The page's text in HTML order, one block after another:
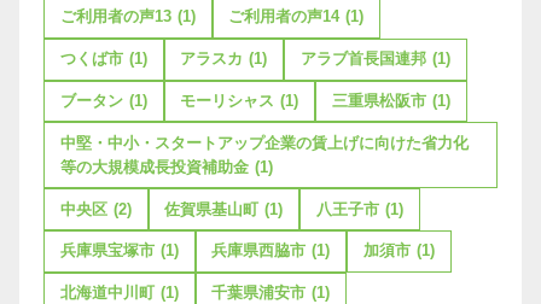
ご利用者の声13 (1) ご利用者の声14 (1)
つくば市 (1) アラスカ (1) アラブ首長国連邦 (1)
ブータン (1) モーリシャス (1) 三重県松阪市 (1)
中堅・中小・スタートアップ企業の賃上げに向けた省力化
等の大規模成長投資補助金 (1)
中央区 (2) 佐賀県基山町 (1) 八王子市 (1)
兵庫県宝塚市 (1) 兵庫県西脇市 (1) 加須市 (1)
北海道中川町 (1) 千葉県浦安市 (1)